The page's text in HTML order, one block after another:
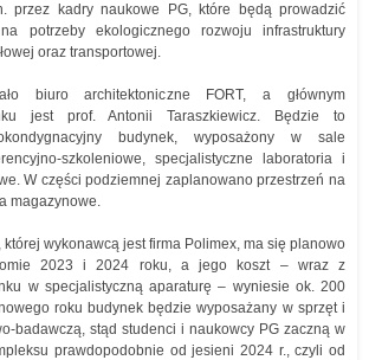
przez kadry naukowe PG, które będą prowadzić
potrzeby ekologicznego rozwoju infrastruktury
oraz transportowej.
biuro architektoniczne FORT, a głównym
jest prof. Antonii Taraszkiewicz. Będzie to
budynek, wyposażony w sale
szkoleniowe, specjalistyczne laboratoria i
W części podziemnej zaplanowano przestrzeń na
magazynowe.
wykonawcą jest firma Polimex, ma się planowo
2023 i 2024 roku, a jego koszt – wraz z
w specjalistyczną aparaturę – wyniesie ok. 200
roku budynek będzie wyposażany w sprzęt i
badawczą, stąd studenci i naukowcy PG zaczną w
prawdopodobnie od jesieni 2024 r., czyli od